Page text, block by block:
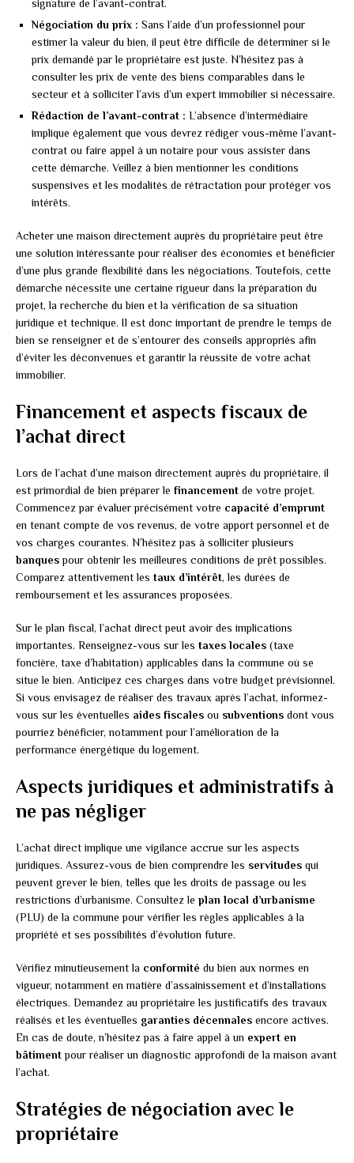
signature de l’avant-contrat.
Négociation du prix : Sans l’aide d’un professionnel pour
estimer la valeur du bien, il peut être difficile de déterminer si le
prix demandé par le propriétaire est juste. N’hésitez pas à
consulter les prix de vente des biens comparables dans le
secteur et à solliciter l’avis d’un expert immobilier si nécessaire.
Rédaction de l’avant-contrat : L’absence d’intermédiaire
implique également que vous devrez rédiger vous-même l’avant-
contrat ou faire appel à un notaire pour vous assister dans
cette démarche. Veillez à bien mentionner les conditions
suspensives et les modalités de rétractation pour protéger vos
intérêts.
Acheter une maison directement auprès du propriétaire peut être
une solution intéressante pour réaliser des économies et bénéficier
d’une plus grande flexibilité dans les négociations. Toutefois, cette
démarche nécessite une certaine rigueur dans la préparation du
projet, la recherche du bien et la vérification de sa situation
juridique et technique. Il est donc important de prendre le temps de
bien se renseigner et de s’entourer des conseils appropriés afin
d’éviter les déconvenues et garantir la réussite de votre achat
immobilier.
Financement et aspects fiscaux de
l’achat direct
Lors de l’achat d’une maison directement auprès du propriétaire, il
est primordial de bien préparer le financement de votre projet.
Commencez par évaluer précisément votre capacité d’emprunt
en tenant compte de vos revenus, de votre apport personnel et de
vos charges courantes. N’hésitez pas à solliciter plusieurs
banquespour obtenir les meilleures conditions de prêt possibles.
Comparez attentivement les taux d’intérêt, les durées de
remboursement et les assurances proposées.
Sur le plan fiscal, l’achat direct peut avoir des implications
importantes. Renseignez-vous sur les taxes locales (taxe
foncière, taxe d’habitation) applicables dans la commune où se
situe le bien. Anticipez ces charges dans votre budget prévisionnel.
Si vous envisagez de réaliser des travaux après l’achat, informez-
vous sur les éventuelles aides fiscales ou subventions dont vous
pourriez bénéficier, notamment pour l’amélioration de la
performance énergétique du logement.
Aspects juridiques et administratifs à
ne pas négliger
L’achat direct implique une vigilance accrue sur les aspects
juridiques. Assurez-vous de bien comprendre les servitudes qui
peuvent grever le bien, telles que les droits de passage ou les
restrictions d’urbanisme. Consultez le plan local d’urbanisme
(PLU) de la commune pour vérifier les règles applicables à la
propriété et ses possibilités d’évolution future.
Vérifiez minutieusement la conformité du bien aux normes en
vigueur, notamment en matière d’assainissement et d’installations
électriques. Demandez au propriétaire les justificatifs des travaux
réalisés et les éventuelles garanties décennales encore actives.
En cas de doute, n’hésitez pas à faire appel à un expert en
bâtimentpour réaliser un diagnostic approfondi de la maison avant
l’achat.
Stratégies de négociation avec le
propriétaire